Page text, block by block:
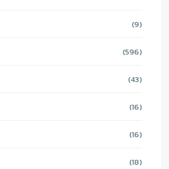
(9)
(596)
(43)
(16)
(16)
(18)